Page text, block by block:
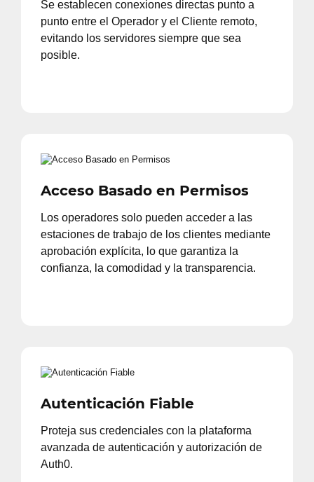
Se establecen conexiones directas punto a
punto entre el Operador y el Cliente remoto,
evitando los servidores siempre que sea
posible.
Acceso Basado en Permisos
Los operadores solo pueden acceder a las
estaciones de trabajo de los clientes mediante
aprobación explícita, lo que garantiza la
confianza, la comodidad y la transparencia.
Autenticación Fiable
Proteja sus credenciales con la plataforma
avanzada de autenticación y autorización de
Auth0.